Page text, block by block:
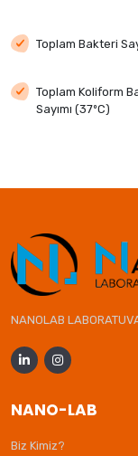
Toplam Bakteri
Toplam Koliform
Sayımı (37ºC)
NANOLAB
NANO-LAB
Biz Kimiz?